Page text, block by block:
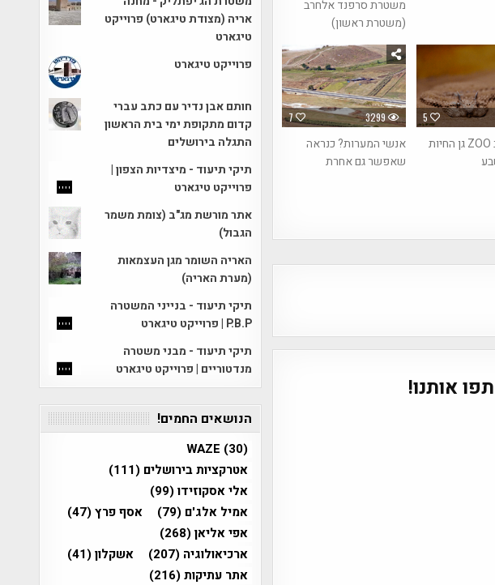
משטרת סרפנד אלחרב
(משטרת ראשון)
7 3299
אנשי המערות? כנראה
שאפשר גם אחרת
5
ביקור בנגב ZOO גן החיות
אותנו!
אריה (מצודת טיגארט) פרוייקט
טיגארט
פרוייקט טיגארט
חותם אבן נדיר עם כתב עברי
קדום מתקופת ימי בית הראשון
התגלה בירושלים
תיקי תיעוד - מיצדיות הצפון |
פרוייקט טיגארט
אתר מורשת מג"ב (צומת משמר
הגבול)
האריה השומר מגן העצמאות
(מערת האריה)
תיקי תיעוד - בנייני המשטרה
P.B.P | פרוייקט טיגארט
תיקי תיעוד - מבני משטרה
מנדטוריים | פרוייקט טיגארט
הנושאים החמים!
WAZE (30)
אטרקציות בירושלים (111)
אלי אסקוזידו(99)
אמיל אלג'ם (79) אסף פרץ(47)
אפי אליאן(268)
ארכיאולוגיה (207) אשקלון(41)
אתר עתיקות(216)